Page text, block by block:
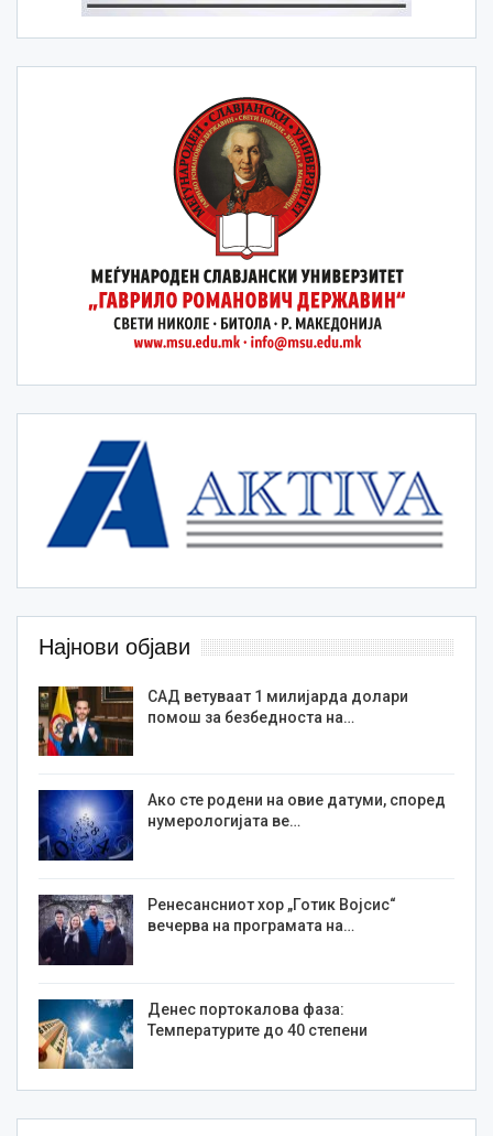
Најнови објави
САД ветуваат 1 милијарда долари
помош за безбедноста на…
Ако сте родени на овие датуми, според
нумерологијата ве…
Ренесансниот хор „Готик Војсис“
вечерва на програмата на…
Денес портокалова фаза:
Температурите до 40 степени